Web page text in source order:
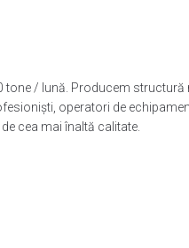
/ lună. Producem
operatori de
cea mai înaltă calitate.